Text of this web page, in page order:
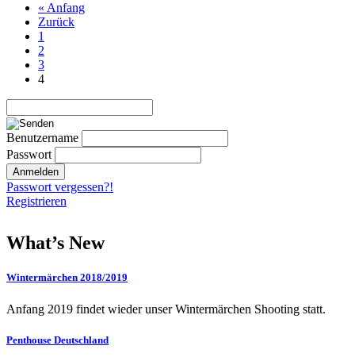
« Anfang
Zurück
1
2
3
4
Benutzername
Passwort
Passwort vergessen?!
Registrieren
What’s New
Wintermärchen 2018/2019
Anfang 2019 findet wieder unser Wintermärchen Shooting statt.
Penthouse Deutschland